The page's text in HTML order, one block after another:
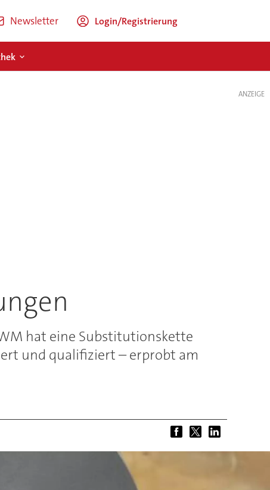
Newsletter Login/Registrierung
hat eine Substitutionskette
und qualifiziert – erprobt am
ANZEIGE